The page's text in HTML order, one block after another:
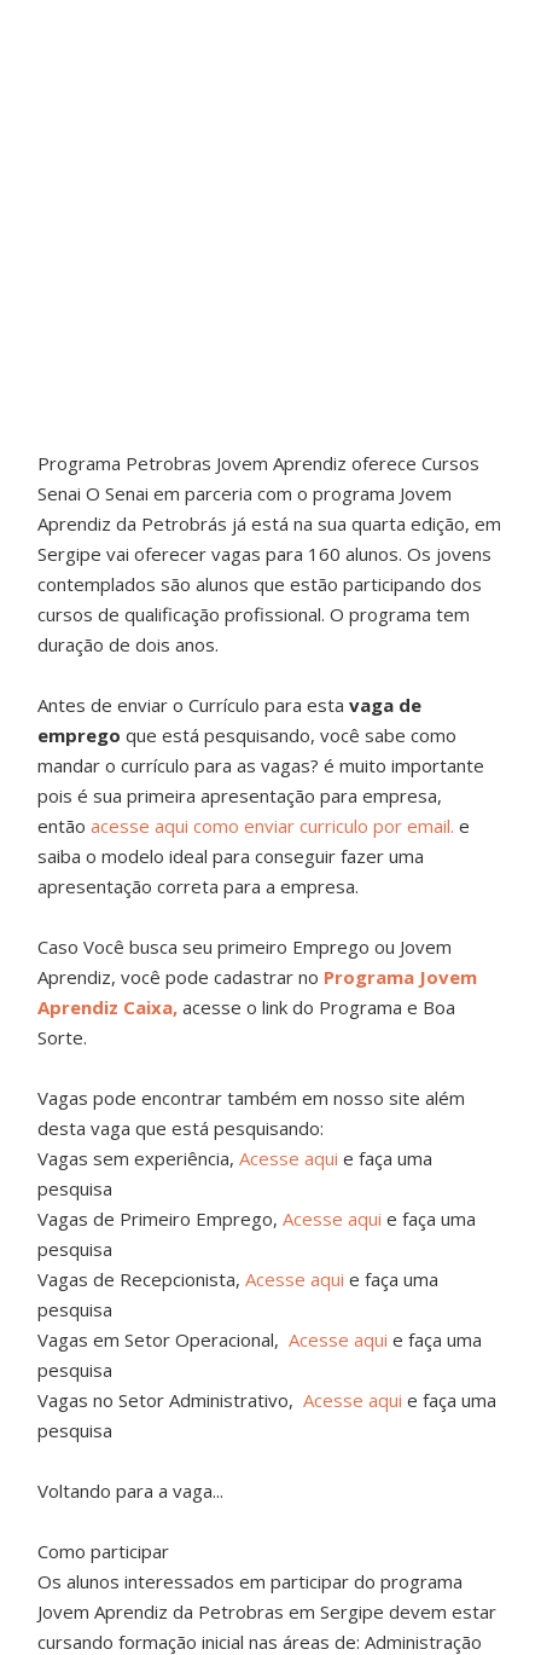
Programa Petrobras Jovem Aprendiz oferece Cursos
Senai O Senai em parceria com o programa Jovem
Aprendiz da Petrobrás já está na sua quarta edição, em
Sergipe vai oferecer vagas para 160 alunos. Os jovens
contemplados são alunos que estão participando dos
cursos de qualificação profissional. O programa tem
duração de dois anos.
Antes de enviar o Currículo para estavaga de
empregoque está pesquisando, você sabe como
mandar o currículo para as vagas? é muito importante
pois é sua primeira apresentação para empresa,
entãoacesse aqui como enviar curriculo por email. e
saiba o modelo ideal para conseguir fazer uma
apresentação correta para a empresa.
Caso Você busca seu primeiro Emprego ou Jovem
Aprendiz, você pode cadastrar no Programa Jovem
Aprendiz Caixa, acesse o link do Programa e Boa
Sorte.
Vagas pode encontrar também em nosso site além
desta vaga que está pesquisando:
Vagas sem experiência,Acesse aqui e faça uma
pesquisa
Vagas de Primeiro Emprego,Acesse aqui e faça uma
pesquisa
Vagas de Recepcionista,Acesse aqui e faça uma
pesquisa
Vagas em Setor Operacional,Acesse aqui e faça uma
pesquisa
Vagas no Setor Administrativo,Acesse aqui e faça uma
pesquisa
Voltando para a vaga...
Como participar
Os alunos interessados em participar do programa
Jovem Aprendiz da Petrobras em Sergipe devem estar
cursando formação inicial nas áreas de: Administração